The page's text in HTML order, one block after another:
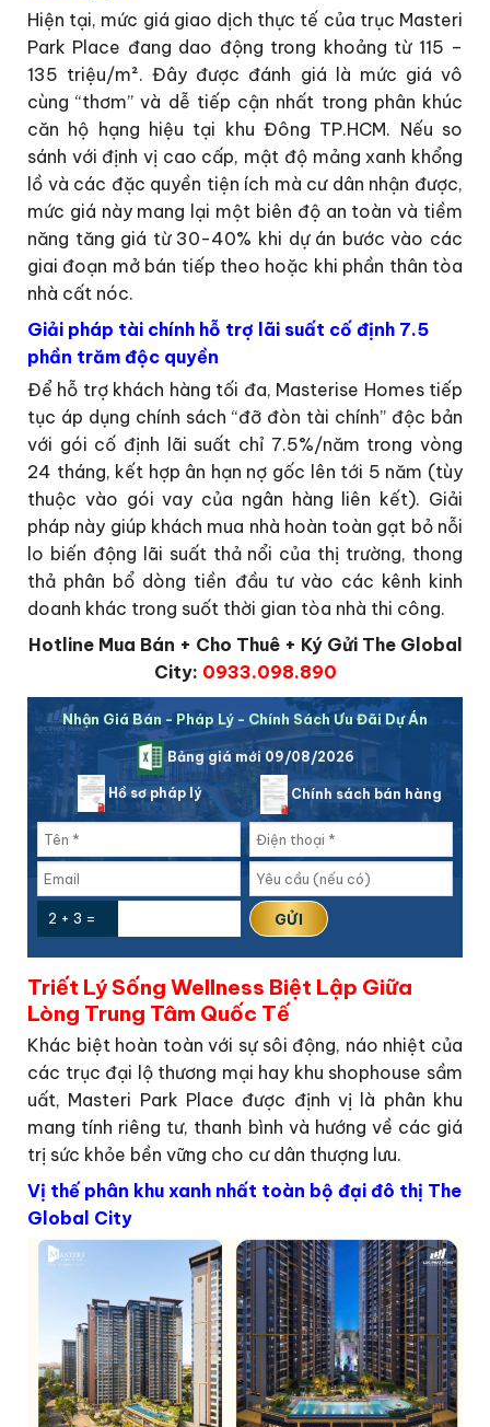
Hiện tại, mức giá giao dịch thực tế của trục Masteri
Park Place đang dao động trong khoảng từ 115 –
135 triệu/m². Đây được đánh giá là mức giá vô
cùng “thơm” và dễ tiếp cận nhất trong phân khúc
căn hộ hạng hiệu tại khu Đông TP.HCM. Nếu so
sánh với định vị cao cấp, mật độ mảng xanh khổng
lồ và các đặc quyền tiện ích mà cư dân nhận được,
mức giá này mang lại một biên độ an toàn và tiềm
năng tăng giá từ 30-40% khi dự án bước vào các
giai đoạn mở bán tiếp theo hoặc khi phần thân tòa
nhà cất nóc.
Giải pháp tài chính hỗ trợ lãi suất cố định 7.5
phần trăm độc quyền
Để hỗ trợ khách hàng tối đa, Masterise Homes tiếp
tục áp dụng chính sách “đỡ đòn tài chính” độc bản
với gói cố định lãi suất chỉ 7.5%/năm trong vòng
24 tháng, kết hợp ân hạn nợ gốc lên tới 5 năm (tùy
thuộc vào gói vay của ngân hàng liên kết). Giải
pháp này giúp khách mua nhà hoàn toàn gạt bỏ nỗi
lo biến động lãi suất thả nổi của thị trường, thong
thả phân bổ dòng tiền đầu tư vào các kênh kinh
doanh khác trong suốt thời gian tòa nhà thi công.
Hotline Mua Bán + Cho Thuê + Ký Gửi The Global
City: 0933.098.890
Nhận Giá Bán - Pháp Lý - Chính Sách Ưu Đãi Dự Án
Bảng giá mới 09/08/2026
Hồ sơ pháp lý Chính sách bán hàng
2 + 3 =
Triết Lý Sống Wellness Biệt Lập Giữa
Lòng Trung Tâm Quốc Tế
Khác biệt hoàn toàn với sự sôi động, náo nhiệt của
các trục đại lộ thương mại hay khu shophouse sầm
uất, Masteri Park Place được định vị là phân khu
mang tính riêng tư, thanh bình và hướng về các giá
trị sức khỏe bền vững cho cư dân thượng lưu.
Vị thế phân khu xanh nhất toàn bộ đại đô thị The
Global City